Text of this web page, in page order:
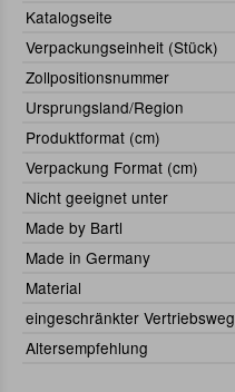
Katalogseite
Verpackungseinheit (Stück)
Zollpositionsnummer
Ursprungsland/Region
Produktformat (cm)
Verpackung Format (cm)
Nicht geeignet unter
Made by Bartl
Made in Germany
Material
eingeschränkter Vertriebsweg
Altersempfehlung